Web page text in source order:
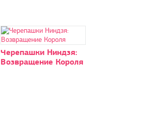
Черепашки Ниндзя:
Возвращение Короля